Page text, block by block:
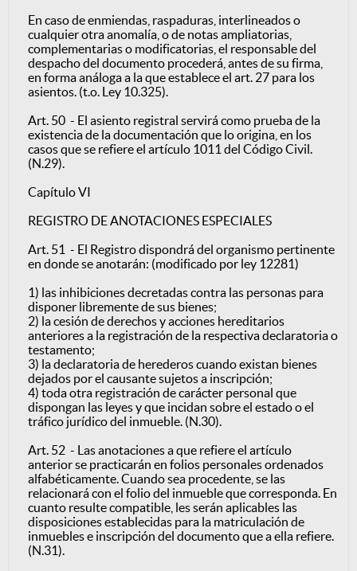
En caso de enmiendas, raspaduras, interlineados o
cualquier otra anomalía, o de notas ampliatorias,
complementarias o modificatorias, el responsable del
despacho del documento procederá, antes de su firma,
en forma análoga a la que establece el art. 27 para los
asientos. (t.o. Ley 10.325).
Art. 50 - El asiento registral servirá como prueba de la
existencia de la documentación que lo origina, en los
casos que se refiere el artículo 1011 del Código Civil.
(N.29).
Capítulo VI
REGISTRO DE ANOTACIONES ESPECIALES
Art. 51 - El Registro dispondrá del organismo pertinente
en donde se anotarán: (modificado por ley 12281)
1) las inhibiciones decretadas contra las personas para
disponer libremente de sus bienes;
2) la cesión de derechos y acciones hereditarios
anteriores a la registración de la respectiva declaratoria o
testamento;
3) la declaratoria de herederos cuando existan bienes
dejados por el causante sujetos a inscripción;
4) toda otra registración de carácter personal que
dispongan las leyes y que incidan sobre el estado o el
tráfico jurídico del inmueble. (N.30).
Art. 52 - Las anotaciones a que refiere el artículo
anterior se practicarán en folios personales ordenados
alfabéticamente. Cuando sea procedente, se las
relacionará con el folio del inmueble que corresponda. En
cuanto resulte compatible, les serán aplicables las
disposiciones establecidas para la matriculación de
inmuebles e inscripción del documento que a ella refiere.
(N.31).